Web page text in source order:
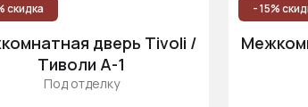
скидка
дверь Tivoli /
Тиволи А-1
Под отделку
- 15%